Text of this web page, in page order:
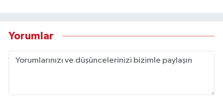
Yorumlar